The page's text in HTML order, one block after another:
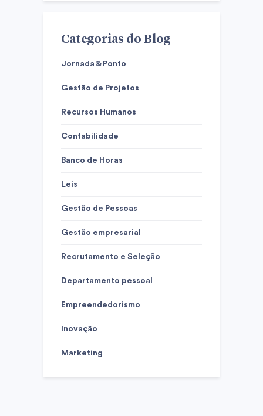
Categorias do Blog
Jornada & Ponto
Gestão de Projetos
Recursos Humanos
Contabilidade
Banco de Horas
Leis
Gestão de Pessoas
Gestão empresarial
Recrutamento e Seleção
Departamento pessoal
Empreendedorismo
Inovação
Marketing